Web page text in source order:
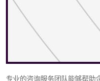
专业的咨询服务团队能够帮助